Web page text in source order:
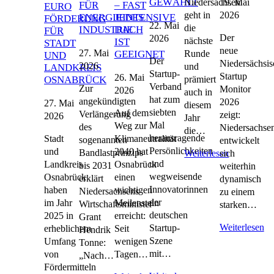
EURO
FÖRDERUNG
FÜR
STADT
UND
LANDKREIS
OSNABRÜCK
27. Mai
2026
Stadt
und
Landkreis
Osnabrück
haben
im Jahr
2025 in
erheblichem
Umfang
von
Fördermitteln
FÜR
ENERGIEINTENSIVE
INDUSTRIE
27. Mai
2026
Zur
angekündigten
Verlängerung
des
sogenannten
Bandlastprinzips
bis 2031
erklärt
Niedersachsens
Wirtschaftsminister
Grant
Hendrik
Tonne:
„Nach…
– FAST
JEDES
DACH
IST
GEEIGNET
26. Mai
2026
Auf dem
Weg zur
Klimaneutralität
2040 hat
Osnabrück
einen
wichtigen
Meilenstein
erreicht:
Seit
wenigen
Tagen…
22. Mai
2026
Der
Startup-
Verband
hat zum
siebten
Mal
herausragende
Persönlichkeiten
und
wegweisende
Innovatorinnen
der
deutschen
Startup-
Szene
mit…
Niedersachsen
geht in
die
nächste
Runde
und
prämiert
auch in
diesem
Jahr
die…
Weiterlesen
19. Mai
2026
Der
neue
Startup
Monitor
2026
zeigt:
entwickelt
sich
weiterhin
dynamisch
zu einem
starken…
Weiterlesen